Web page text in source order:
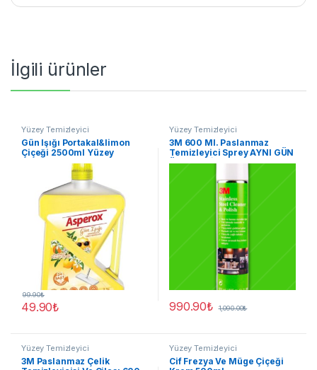
İlgili ürünler
Yüzey Temizleyici
Gün Işığı Portakal&limon
Çiçeği 2500ml Yüzey
49.90₺
99.90₺
Yüzey Temizleyici
3M 600 Ml. Paslanmaz
Temizleyici Sprey AYNI GÜN
ÜCDRETSİZ HIZLI KARGO
990.90₺ 1,090.00₺
Yüzey Temizleyici
3M Paslanmaz Çelik
Yüzey Temizleyici
Cif Frezya Ve Müge Çiçeği